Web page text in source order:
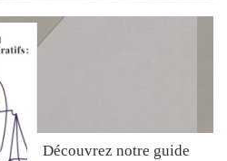
Découvrez notre guide